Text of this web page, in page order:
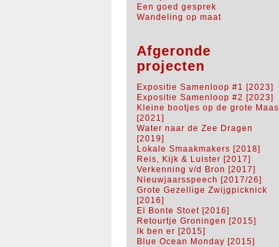
Een goed gesprek
Wandeling op maat
Afgeronde
projecten
Expositie Samenloop #1 [2023]
Expositie Samenloop #2 [2023]
Kleine bootjes op de grote Maas
[2021]
Water naar de Zee Dragen
[2019]
Lokale Smaakmakers [2018]
Reis, Kijk & Luister [2017]
Verkenning v/d Bron [2017]
Nieuwjaarsspeech [2017/26]
Grote Gezellige Zwijgpicknick
[2016]
El Bonte Stoet [2016]
Retourtje Groningen [2015]
Ik ben er [2015]
Blue Ocean Monday [2015]